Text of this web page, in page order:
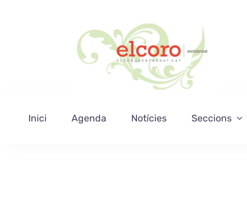
Inici Agenda Notícies Seccions